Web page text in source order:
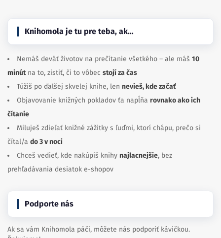
Knihomola je tu pre teba, ak…
Nemáš deväť životov na prečítanie všetkého – ale máš 10
minútna to, zistiť, či to vôbec stojí za čas
Túžiš po ďalšej skvelej knihe, len nevieš, kde začať
Objavovanie knižných pokladov ťa napĺňa rovnako ako ich
čítanie
Miluješ zdieľať knižné zážitky s ľuďmi, ktorí chápu, prečo si
čítal/a do 3 v noci
Chceš vedieť, kde nakúpiš knihy najlacnejšie, bez
prehľadávania desiatok e-shopov
Podporte nás
Ak sa vám Knihomola páči, môžete nás podporiť kávičkou.